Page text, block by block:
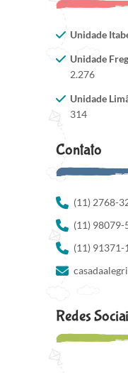
Unidade
Unidade
2.276
Unidade
314
Contato
(11) 2768-
(11) 98079-
(11) 91371-
Redes